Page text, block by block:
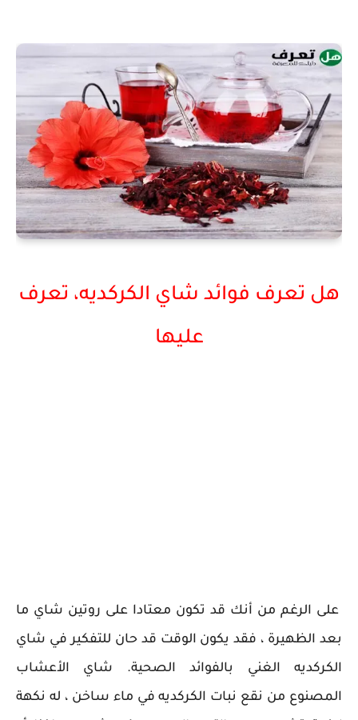
هل تعرف فوائد شاي الكركديه، تعرف
عليها
على الرغم من أنك قد تكون معتادا على روتين شاي ما
بعد الظهيرة ، فقد يكون الوقت قد حان للتفكير في شاي
الكركديه الغني بالفوائد الصحية. شاي الأعشاب
المصنوع من نقع نبات الكركديه في ماء ساخن ، له نكهة